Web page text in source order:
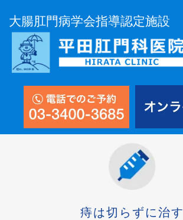
大腸肛門病学会指導認定施設
痔は切らずに治す